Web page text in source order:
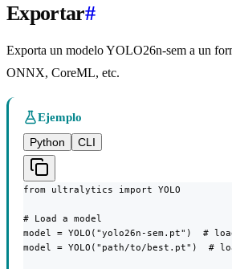
Exportar#
Exporta un modelo YOLO26n-sem a un
ONNX, CoreML, etc.
Ejemplo
Python
CLI
from ultralytics import YOLO
# Load a model
model = YOLO("yolo26n-sem.pt")  #
model = YOLO("path/to/best.pt")  #